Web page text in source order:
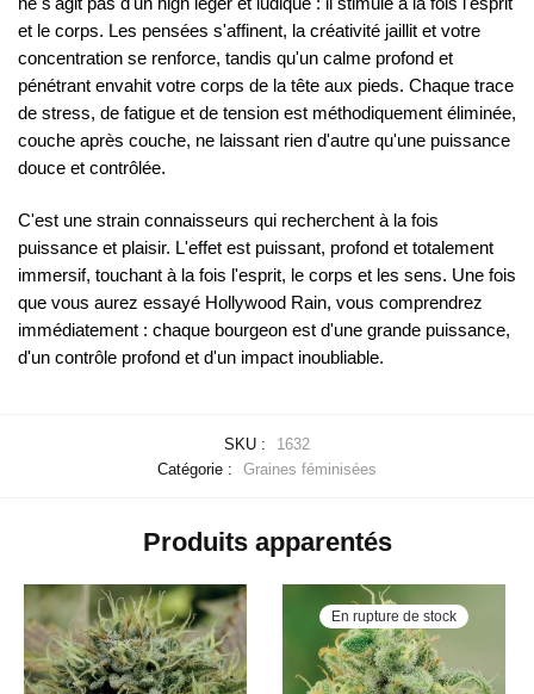
et le corps. Les pensées s'affinent, la créativité jaillit et votre
concentration se renforce, tandis qu'un calme profond et
pénétrant envahit votre corps de la tête aux pieds. Chaque trace
de stress, de fatigue et de tension est méthodiquement éliminée,
couche après couche, ne laissant rien d'autre qu'une puissance
douce et contrôlée.
C'est une strain connaisseurs qui recherchent à la fois
puissance et plaisir. L'effet est puissant, profond et totalement
immersif, touchant à la fois l'esprit, le corps et les sens. Une fois
que vous aurez essayé Hollywood Rain, vous comprendrez
immédiatement : chaque bourgeon est d'une grande puissance,
d'un contrôle profond et d'un impact inoubliable.
SKU :
1632
Catégorie :
Graines féminisées
Produits apparentés
En rupture de stock